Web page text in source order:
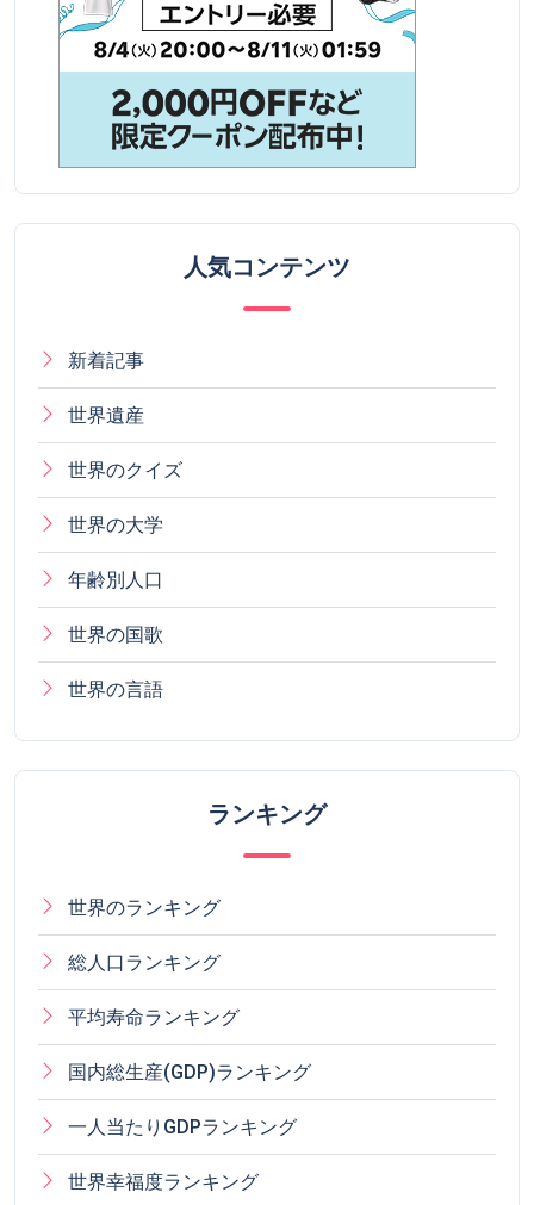
人気コンテンツ
新着記事
世界遺産
世界のクイズ
世界の大学
年齢別人口
世界の国歌
世界の言語
ランキング
世界のランキング
総人口ランキング
平均寿命ランキング
国内総生産(GDP)ランキング
一人当たりGDPランキング
世界幸福度ランキング